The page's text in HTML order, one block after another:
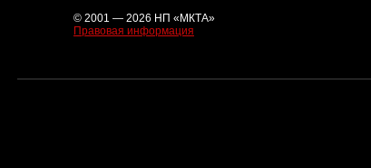
© 2001 — 2026 НП «МКТА»
Правовая информация